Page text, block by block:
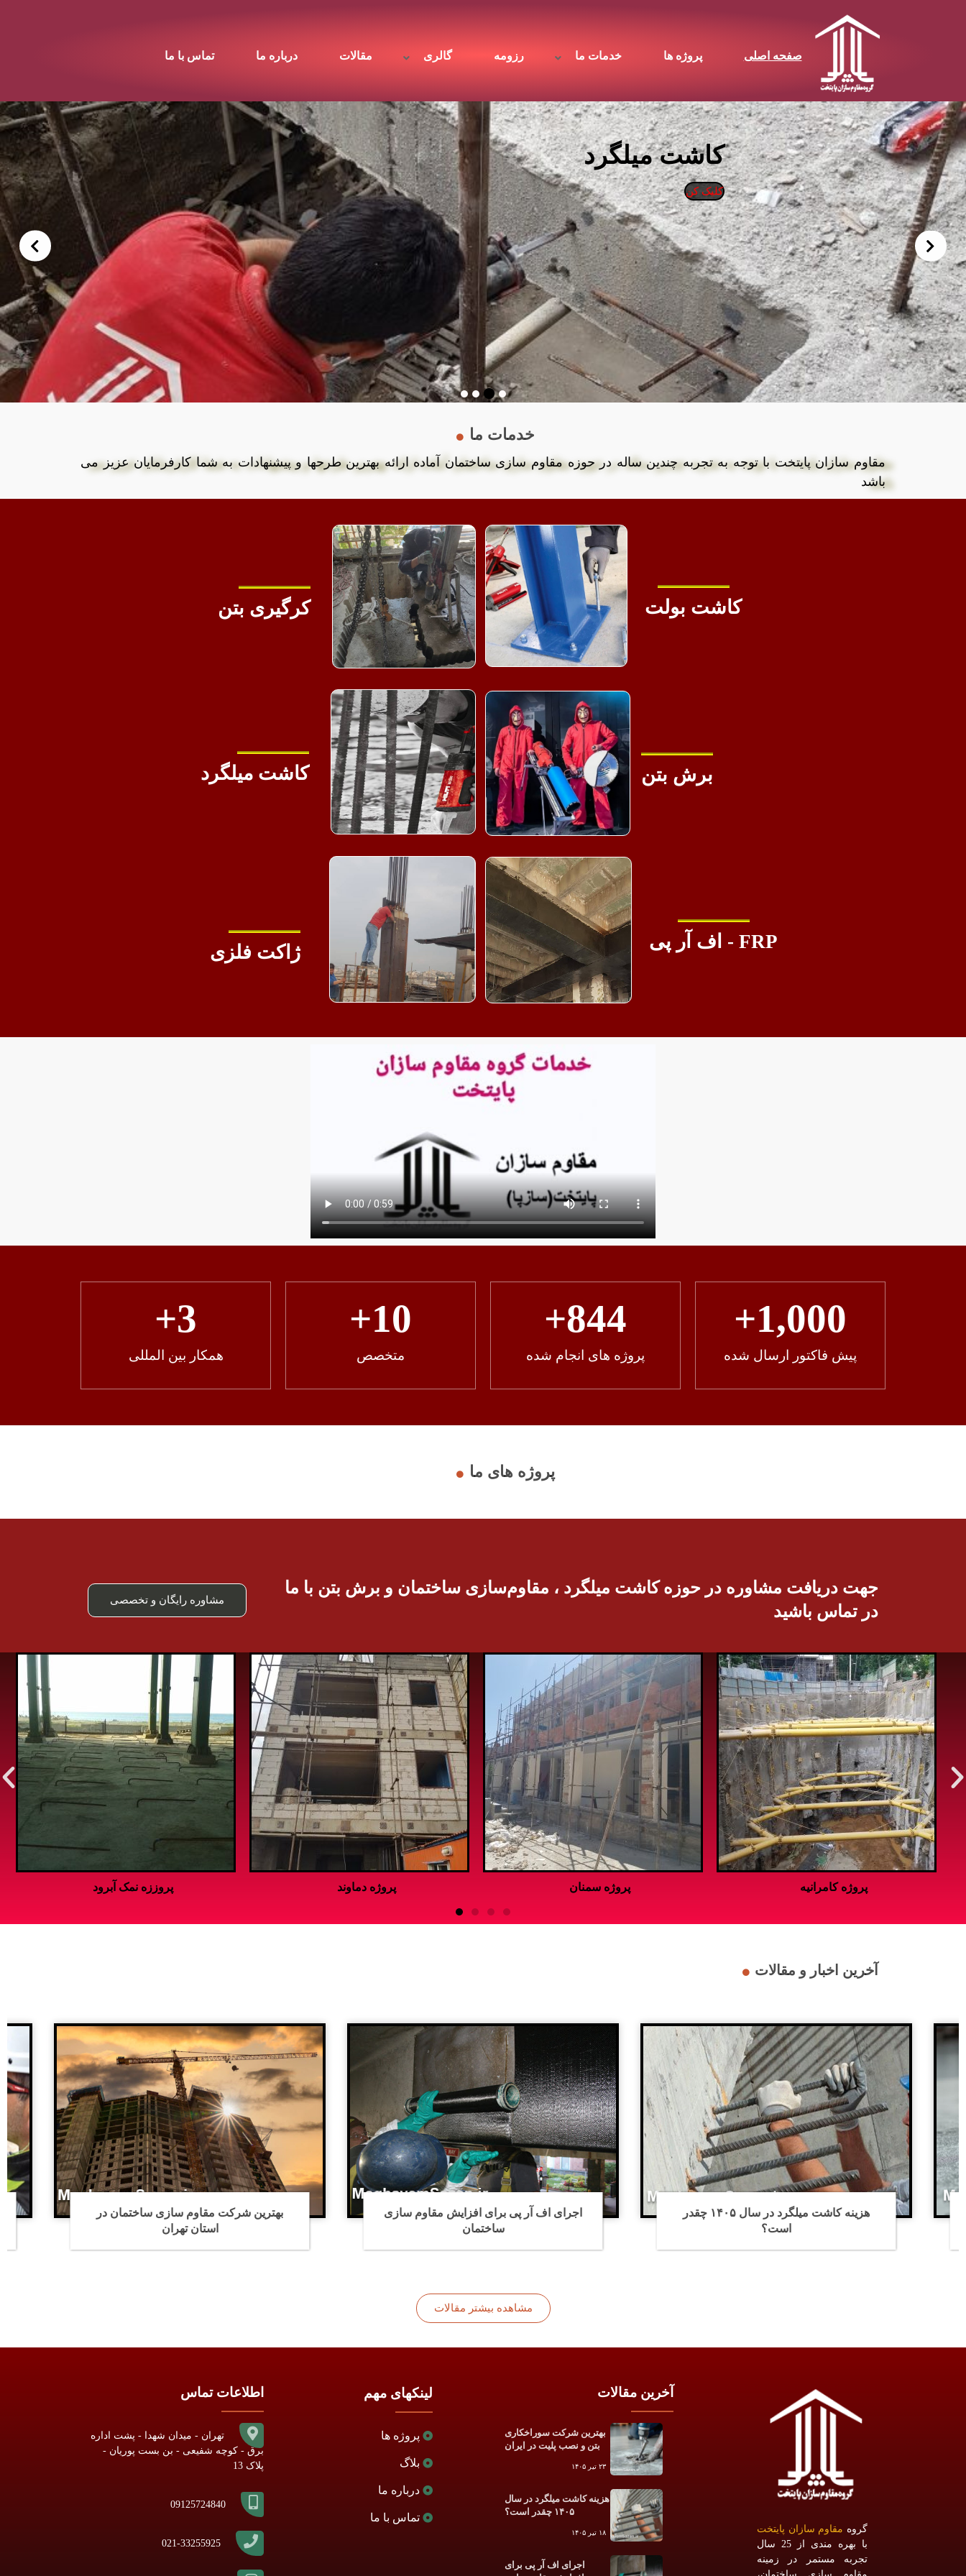
صفحه اصلی پروژه ها خدمات ما رزومه گالری مقالات درباره ما تماس با ما
کرگیری مته ریز
خدمات ما
مقاوم سازان پایتخت با توجه به تجربه چندین ساله در حوزه مقاوم سازی ساختمان آماده ارائه بهترین طرحها و پیشنهادات به شما کارفرمایان عزیز می
باشد
کاشت بولت کرگیری بتن
برش بتن کاشت میلگرد
FRP - اف آر پی ژاکت فلزی
پیش فاکتور ارسال شده
1,000
+
پروژه های انجام شده
844
+
متخصص
10
+
همکار بین المللی
3
+
پروژه های ما
جهت دریافت مشاوره در حوزه کاشت میلگرد ، مقاوم‌سازی ساختمان و برش بتن با ما
در تماس باشید
مشاوره رایگان و تخصصی
پروژه دماوند پروژه سمنان پروژه کامرانیه پروززه نمک آبرود
آخرین اخبار و مقالات
هزینه کاشت میلگرد در سال ۱۴۰۵ چقدر
اجرای اف آر پی برای افزایش مقاوم سازی
بهترین شرکت مقاوم سازی ساختمان در
هزینه کرگیری مته ریز در تهران چقدر
مشاهده بیشتر مقالات
گروه مقاوم سازان پایتخت
با بهره مندی از 25 سال
تجربه مستمر در زمینه
مقاوم سازی ساختمان،
آخرین مقالات
بهترین شرکت سوراخکاری
بتن و نصب پلیت در ایران
۲۳ تیر ۱۴۰۵
هزینه کاشت میلگرد در سال
۱۴۰۵ چقدر است؟
۱۸ تیر ۱۴۰۵
اجرای اف آر پی برای
لینکهای مهم
پروژه ها
بلاگ
درباره ما
تماس با ما
اطلاعات تماس
تهران - میدان شهدا - پشت اداره
برق - کوچه شفیعی - بن بست پوریان -
پلاک 13
09125724840
021-33255925